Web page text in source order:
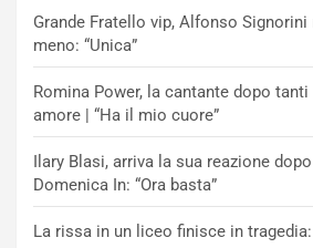
Grande Fratello vip, Alfonso Signorini
meno: “Unica”
Romina Power, la cantante dopo
amore | “Ha il mio cuore”
Ilary Blasi, arriva la sua reazione
Domenica In: “Ora basta”
La rissa in un liceo finisce in